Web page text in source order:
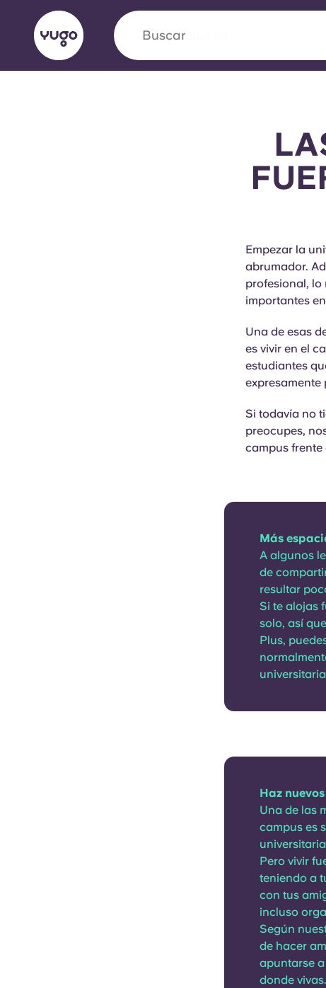
Buscar
Yugo VCARB: Impulsando
en el alojamiento para
La colaboración pionera Yugocon VCARB
la ambición y momentos inolvidables para los
Empezar la
abrumador.
profesional, lo
importantes
Una de esas
es vivir en el
estudiantes
expresamente
Si todavía no
preocupes,
campus
Más
A algunos
de
resultar
Si te alojas
solo, así
Plus,
Haz
Una de las
campus es
Pero vivir
teniendo a
con tus
incluso
Según
de hacer
apuntarse
donde vivas.